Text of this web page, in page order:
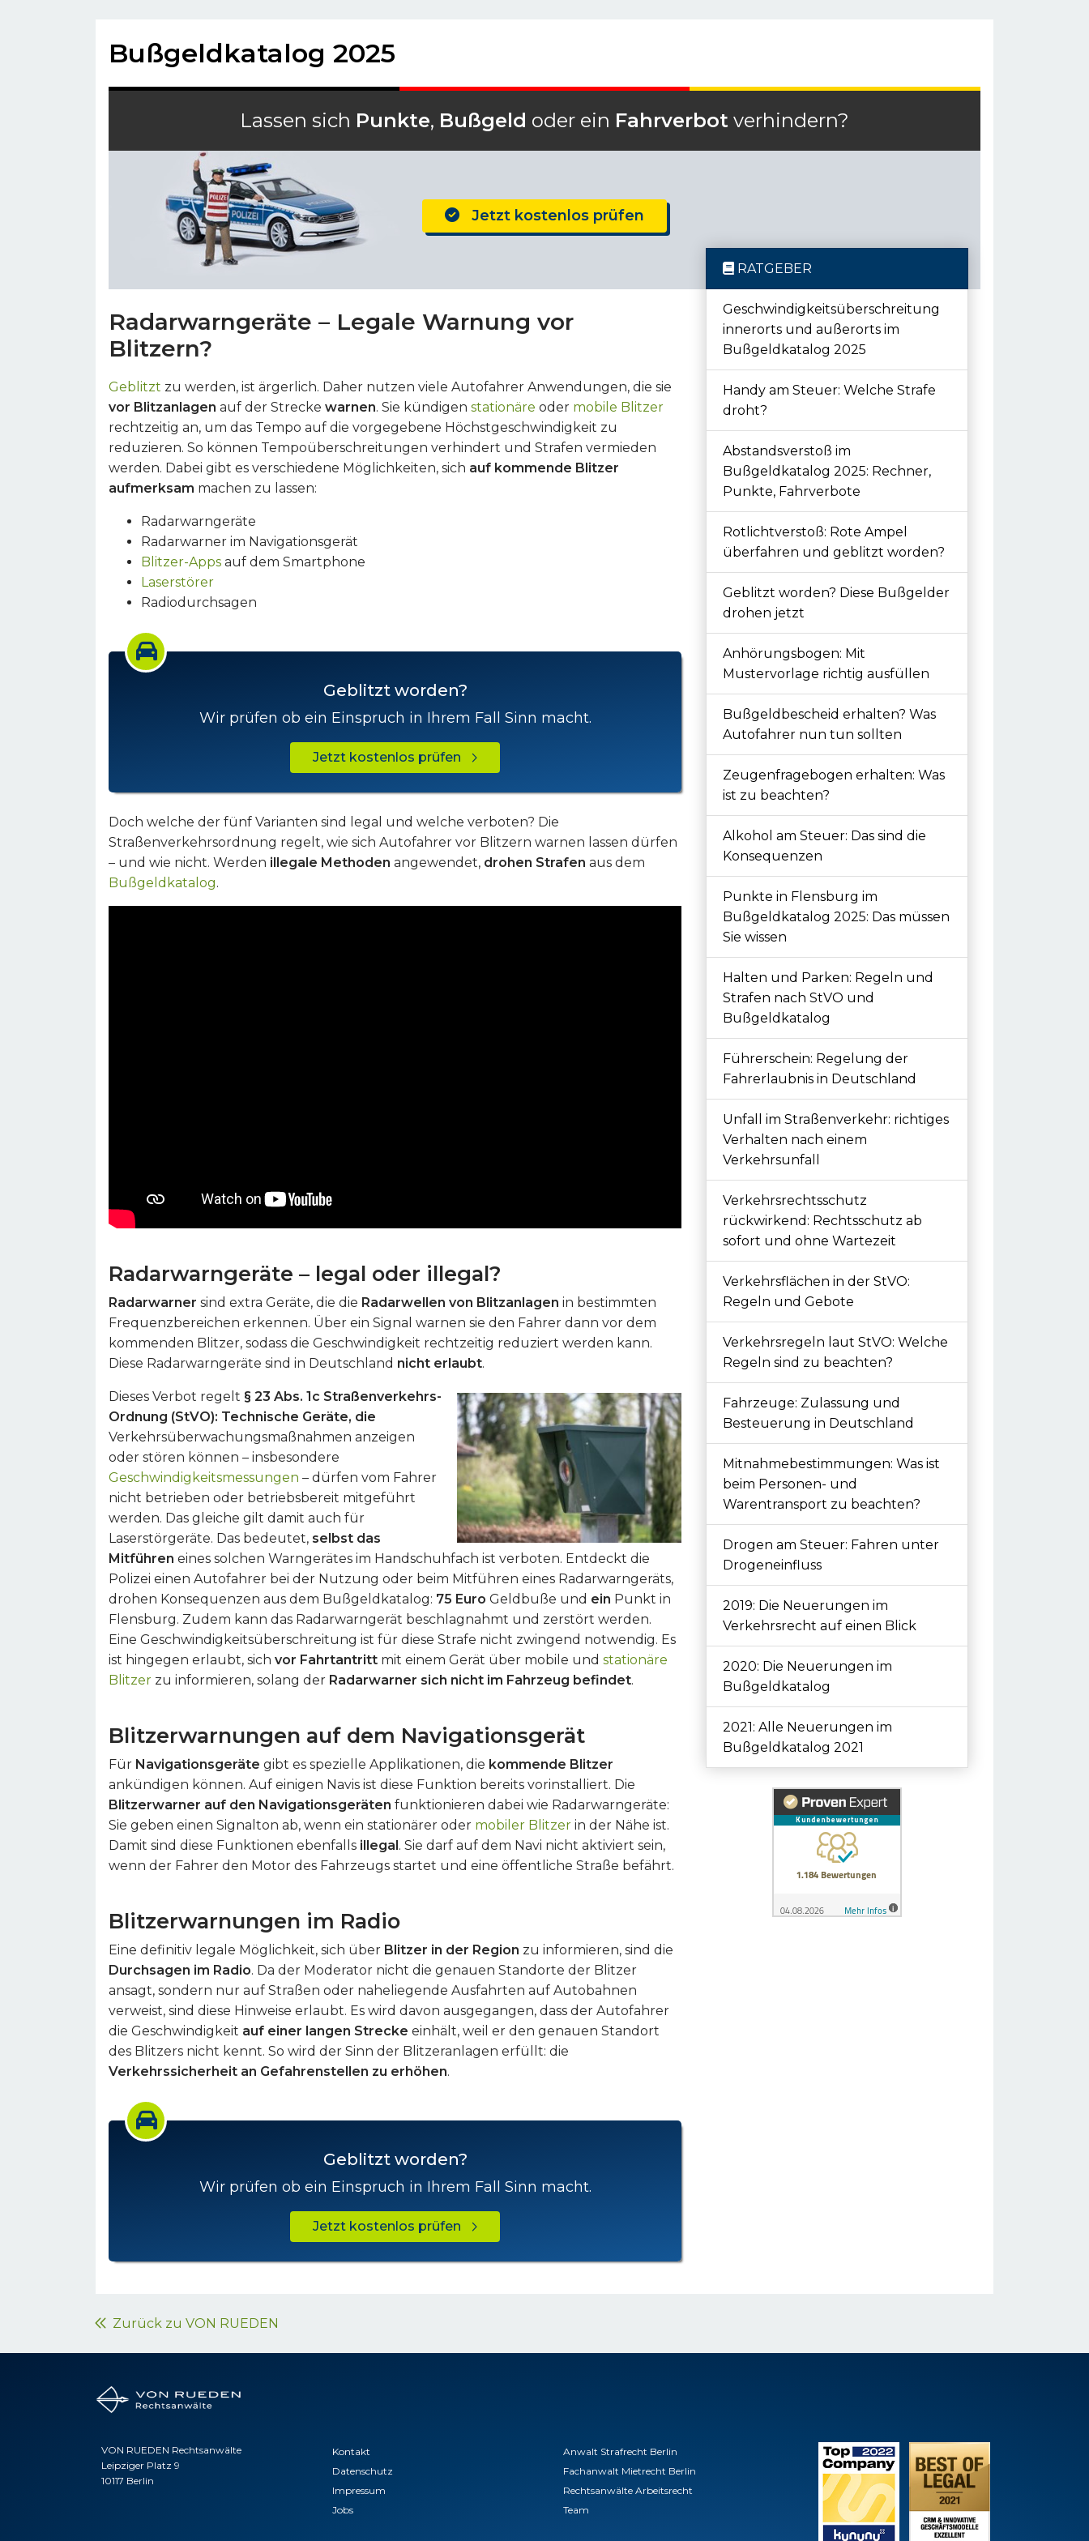
Bußgeldkatalog 2025
Lassen sich Punkte, Bußgeld oder ein Fahrverbot verhindern?
Jetzt kostenlos prüfen
Radarwarngeräte – Legale Warnung vor
Blitzern?
Geblitzt zu werden, ist ärgerlich. Daher nutzen viele Autofahrer Anwendungen, die sie
vor Blitzanlagen auf der Strecke warnen. Sie kündigen stationäre oder mobile Blitzer
rechtzeitig an, um das Tempo auf die vorgegebene Höchstgeschwindigkeit zu
reduzieren. So können Tempoüberschreitungen verhindert und Strafen vermieden
werden. Dabei gibt es verschiedene Möglichkeiten, sich auf kommende Blitzer
aufmerksam machen zu lassen:
Radarwarngeräte
Radarwarner im Navigationsgerät
Blitzer-Apps auf dem Smartphone
Laserstörer
Radiodurchsagen
Geblitzt worden?
Wir prüfen ob ein Einspruch in Ihrem Fall Sinn macht.
Jetzt kostenlos prüfen
Doch welche der fünf Varianten sind legal und welche verboten? Die
Straßenverkehrsordnung regelt, wie sich Autofahrer vor Blitzern warnen lassen dürfen
– und wie nicht. Werden illegale Methoden angewendet, drohen Strafen aus dem
Bußgeldkatalog.
Radarwarngeräte – legal oder illegal?
Radarwarner sind extra Geräte, die die Radarwellen von Blitzanlagen in bestimmten
Frequenzbereichen erkennen. Über ein Signal warnen sie den Fahrer dann vor dem
kommenden Blitzer, sodass die Geschwindigkeit rechtzeitig reduziert werden kann.
Diese Radarwarngeräte sind in Deutschland nicht erlaubt.
Dieses Verbot regelt § 23 Abs. 1c Straßenverkehrs-
Ordnung (StVO): Technische Geräte, die
Verkehrsüberwachungsmaßnahmen anzeigen
oder stören können – insbesondere
Geschwindigkeitsmessungen – dürfen vom Fahrer
nicht betrieben oder betriebsbereit mitgeführt
werden. Das gleiche gilt damit auch für
Laserstörgeräte. Das bedeutet, selbst das
Mitführen eines solchen Warngerätes im Handschuhfach ist verboten. Entdeckt die
Polizei einen Autofahrer bei der Nutzung oder beim Mitführen eines Radarwarngeräts,
drohen Konsequenzen aus dem Bußgeldkatalog: 75 Euro Geldbuße und ein Punkt in
Flensburg. Zudem kann das Radarwarngerät beschlagnahmt und zerstört werden.
Eine Geschwindigkeitsüberschreitung ist für diese Strafe nicht zwingend notwendig. Es
ist hingegen erlaubt, sich vor Fahrtantritt mit einem Gerät über mobile und stationäre
Blitzer zu informieren, solang der Radarwarner sich nicht im Fahrzeug befindet.
Blitzerwarnungen auf dem Navigationsgerät
Für Navigationsgeräte gibt es spezielle Applikationen, die kommende Blitzer
ankündigen können. Auf einigen Navis ist diese Funktion bereits vorinstalliert. Die
Blitzerwarner auf den Navigationsgeräten funktionieren dabei wie Radarwarngeräte:
Sie geben einen Signalton ab, wenn ein stationärer oder mobiler Blitzer in der Nähe ist.
Damit sind diese Funktionen ebenfalls illegal. Sie darf auf dem Navi nicht aktiviert sein,
wenn der Fahrer den Motor des Fahrzeugs startet und eine öffentliche Straße befährt.
Blitzerwarnungen im Radio
Eine definitiv legale Möglichkeit, sich über Blitzer in der Region zu informieren, sind die
Durchsagen im Radio. Da der Moderator nicht die genauen Standorte der Blitzer
ansagt, sondern nur auf Straßen oder naheliegende Ausfahrten auf Autobahnen
verweist, sind diese Hinweise erlaubt. Es wird davon ausgegangen, dass der Autofahrer
die Geschwindigkeit auf einer langen Strecke einhält, weil er den genauen Standort
des Blitzers nicht kennt. So wird der Sinn der Blitzeranlagen erfüllt: die
Verkehrssicherheit an Gefahrenstellen zu erhöhen.
Geblitzt worden?
Wir prüfen ob ein Einspruch in Ihrem Fall Sinn macht.
Jetzt kostenlos prüfen
RATGEBER
Geschwindigkeitsüberschreitung
innerorts und außerorts im
Bußgeldkatalog 2025
Handy am Steuer: Welche Strafe
droht?
Abstandsverstoß im
Bußgeldkatalog 2025: Rechner,
Punkte, Fahrverbote
Rotlichtverstoß: Rote Ampel
überfahren und geblitzt worden?
Geblitzt worden? Diese Bußgelder
drohen jetzt
Anhörungsbogen: Mit
Mustervorlage richtig ausfüllen
Bußgeldbescheid erhalten? Was
Autofahrer nun tun sollten
Zeugenfragebogen erhalten: Was
ist zu beachten?
Alkohol am Steuer: Das sind die
Konsequenzen
Punkte in Flensburg im
Bußgeldkatalog 2025: Das müssen
Sie wissen
Halten und Parken: Regeln und
Strafen nach StVO und
Bußgeldkatalog
Führerschein: Regelung der
Fahrerlaubnis in Deutschland
Unfall im Straßenverkehr: richtiges
Verhalten nach einem
Verkehrsunfall
Verkehrsrechtsschutz
rückwirkend: Rechtsschutz ab
sofort und ohne Wartezeit
Verkehrsflächen in der StVO:
Regeln und Gebote
Verkehrsregeln laut StVO: Welche
Regeln sind zu beachten?
Fahrzeuge: Zulassung und
Besteuerung in Deutschland
Mitnahmebestimmungen: Was ist
beim Personen- und
Warentransport zu beachten?
Drogen am Steuer: Fahren unter
Drogeneinfluss
2019: Die Neuerungen im
Verkehrsrecht auf einen Blick
2020: Die Neuerungen im
Bußgeldkatalog
2021: Alle Neuerungen im
Bußgeldkatalog 2021
Zurück zu VON RUEDEN
VON RUEDEN Rechtsanwälte
Leipziger Platz 9
10117 Berlin
Kontakt
Datenschutz
Impressum
Jobs
Anwalt Strafrecht Berlin
Fachanwalt Mietrecht Berlin
Rechtsanwälte Arbeitsrecht
Team